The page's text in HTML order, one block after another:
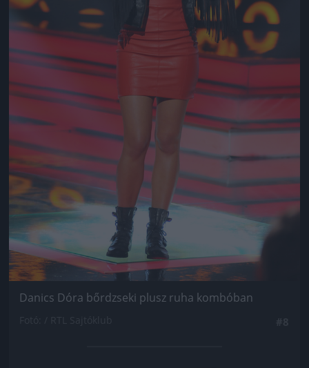
Danics Dóra bőrdzseki plusz ruha kombóban